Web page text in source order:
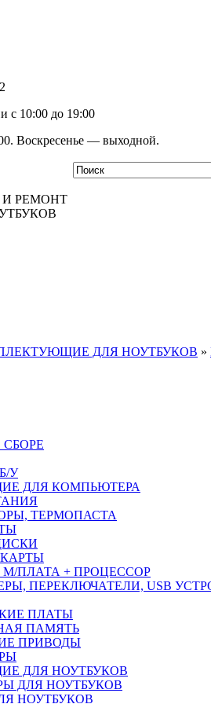
с 10:00 до 19:00
Воскресенье — выходной.
РЕМОНТ
ДЛЯ НОУТБУКОВ »
У
ДЛЯ КОМПЬЮТЕРА
ТЕРМОПАСТА
ПЛАТА + ПРОЦЕССОР
ПЕРЕКЛЮЧАТЕЛИ, USB
ПЛАТЫ
ПАМЯТЬ
ПРИВОДЫ
ДЛЯ НОУТБУКОВ
ДЛЯ НОУТБУКОВ
НОУТБУКОВ